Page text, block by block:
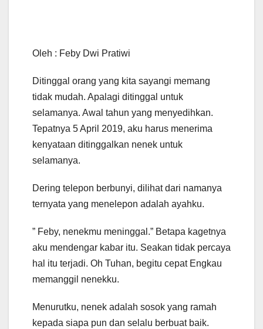
Oleh : Feby Dwi Pratiwi
Ditinggal orang yang kita sayangi memang
tidak mudah. Apalagi ditinggal untuk
selamanya. Awal tahun yang menyedihkan.
Tepatnya 5 April 2019, aku harus menerima
kenyataan ditinggalkan nenek untuk
selamanya.
Dering telepon berbunyi, dilihat dari namanya
ternyata yang menelepon adalah ayahku.
” Feby, nenekmu meninggal.” Betapa kagetnya
aku mendengar kabar itu. Seakan tidak percaya
hal itu terjadi. Oh Tuhan, begitu cepat Engkau
memanggil nenekku.
Menurutku, nenek adalah sosok yang ramah
kepada siapa pun dan selalu berbuat baik.